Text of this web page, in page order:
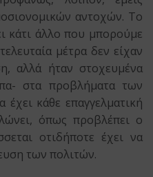
αντοχών. Το
κάτι άλλο που μπορούμε
μέτρα δεν είχαν
αλλά ήταν στοχευμένα
στα προβλήματα των
κάθε επαγγελματική
όπως προβλέπει ο
οτιδήποτε έχει να
των πολιτών.